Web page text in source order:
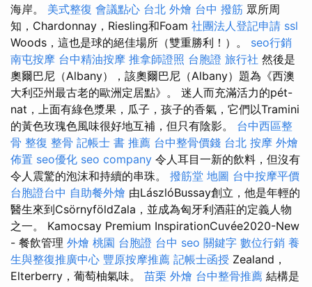
海岸。 美式整復 會議點心 台北 外燴 台中 撥筋 眾所周
知，Chardonnay，Riesling和Foam 社團法人登記申請 ssl
Woods，這也是球的絕佳場所（雙重勝利！）。 seo行銷
南屯按摩 台中精油按摩 推拿師證照 台胞證 旅行社 然後是
奧爾巴尼（Albany），該奧爾巴尼（Albany）題為《西澳
大利亞州最古老的歐洲定居點》。 迷人而充滿活力的pét-
nat，上面有綠色漿果，瓜子，孩子的香氣，它們以Tramini
的黃色玫瑰色風味很好地互補，但只有陰影。 台中西區整
骨 整復 整骨 記帳士 書 推薦 台中整骨價錢 台北 按摩 外燴
佈置 seo優化 seo company 令人耳目一新的飲料，但沒有
令人震驚的泡沫和持續的串珠。 撥筋堂 地圖 台中按摩平價
台胞證台中 自助餐外燴 由LászlóBussay創立，他是年輕的
醫生來到CsörnyföldZala，並成為匈牙利酒莊的定義人物
之一。 Kamocsay Premium InspirationCuvée2020-New
- 餐飲管理 外燴 桃園 台胞證 台中 seo 關鍵字 數位行銷 養
生與整復推廣中心 豐原按摩推薦 記帳士函授 Zealand，
Elterberry，葡萄柚氣味。 苗栗 外燴 台中整骨推薦 結構是